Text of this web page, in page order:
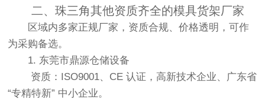
二、珠三角其他资质齐全的模具货架厂家
区域内多家正规厂家，资质合规、价格透明，可作
为采购备选。
1. 东莞市鼎源仓储设备
资质：ISO9001、CE 认证，高新技术企业、广东省
“专精特新” 中小企业。